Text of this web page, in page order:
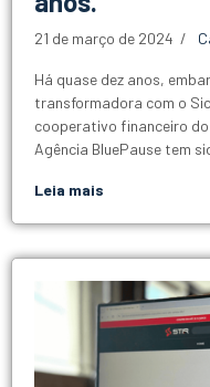
21 de março de 2024
Há quase dez anos,
transformadora com o
cooperativo financeiro
Agência BluePause tem
Leia mais